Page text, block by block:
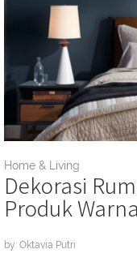
Home & Living
Dekorasi
Produk
by: Oktavia Putri